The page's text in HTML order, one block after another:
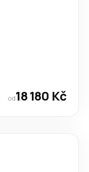
od18 180 Kč